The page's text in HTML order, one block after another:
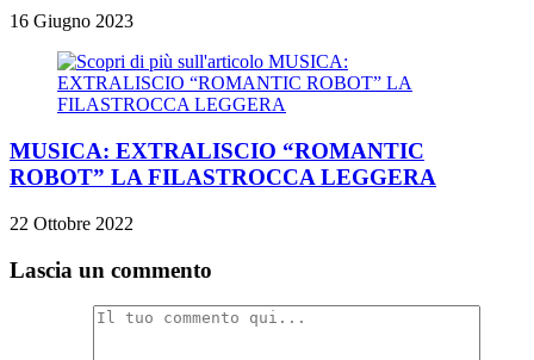
16 Giugno 2023
MUSICA: EXTRALISCIO “ROMANTIC
ROBOT” LA FILASTROCCA LEGGERA
22 Ottobre 2022
Lascia un commento